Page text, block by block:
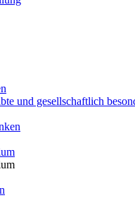
und gesellschaftlich